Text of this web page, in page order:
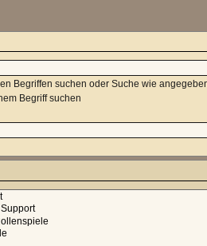
Begriffen suchen oder Suche wie
Begriff suchen